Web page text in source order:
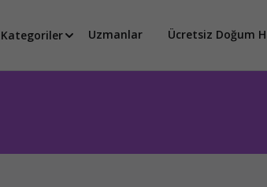
Kategoriler Uzmanlar Ücretsiz Doğum